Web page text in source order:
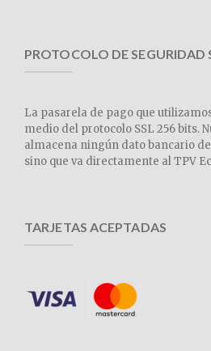
PROTOCOLO DE SEGURIDAD
La pasarela de pago que
medio del protocolo SSL 256 bits.
almacena ningún dato bancario
sino que va directamente al TPV
TARJETAS ACEPTADAS